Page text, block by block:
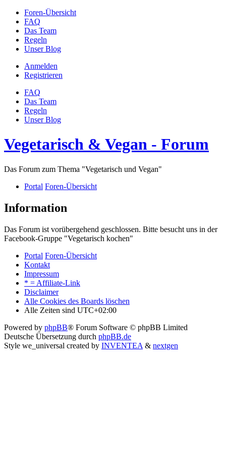
Foren-Übersicht
FAQ
Das Team
Regeln
Unser Blog
Anmelden
Registrieren
FAQ
Das Team
Regeln
Unser Blog
Vegetarisch & Vegan - Forum
Das Forum zum Thema "Vegetarisch und Vegan"
Portal Foren-Übersicht
Information
Das Forum ist vorübergehend geschlossen. Bitte besucht uns in der
Facebook-Gruppe "Vegetarisch kochen"
Portal Foren-Übersicht
Kontakt
Impressum
* = Affiliate-Link
Disclaimer
Alle Cookies des Boards löschen
Alle Zeiten sind UTC+02:00
Powered by phpBB® Forum Software © phpBB Limited
Deutsche Übersetzung durch phpBB.de
Style we_universal created by INVENTEA & nextgen